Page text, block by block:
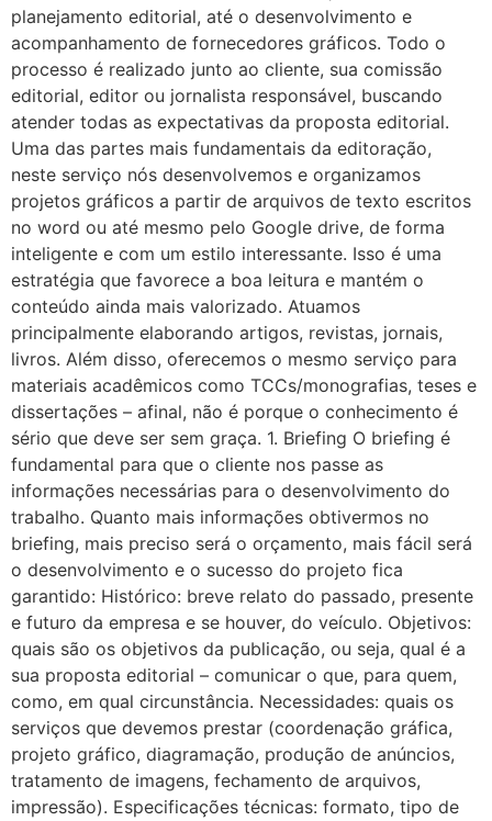
planejamento editorial, até o desenvolvimento e
acompanhamento de fornecedores gráficos. Todo o
processo é realizado junto ao cliente, sua comissão
editorial, editor ou jornalista responsável, buscando
atender todas as expectativas da proposta editorial.
Uma das partes mais fundamentais da editoração,
neste serviço nós desenvolvemos e organizamos
projetos gráficos a partir de arquivos de texto escritos
no word ou até mesmo pelo Google drive, de forma
inteligente e com um estilo interessante. Isso é uma
estratégia que favorece a boa leitura e mantém o
conteúdo ainda mais valorizado. Atuamos
principalmente elaborando artigos, revistas, jornais,
livros. Além disso, oferecemos o mesmo serviço para
materiais acadêmicos como TCCs/monografias, teses e
dissertações – afinal, não é porque o conhecimento é
sério que deve ser sem graça. 1. Briefing O briefing é
fundamental para que o cliente nos passe as
informações necessárias para o desenvolvimento do
trabalho. Quanto mais informações obtivermos no
briefing, mais preciso será o orçamento, mais fácil será
o desenvolvimento e o sucesso do projeto fica
garantido: Histórico: breve relato do passado, presente
e futuro da empresa e se houver, do veículo. Objetivos:
quais são os objetivos da publicação, ou seja, qual é a
sua proposta editorial – comunicar o que, para quem,
como, em qual circunstância. Necessidades: quais os
serviços que devemos prestar (coordenação gráfica,
projeto gráfico, diagramação, produção de anúncios,
tratamento de imagens, fechamento de arquivos,
impressão). Especificações técnicas: formato, tipo de